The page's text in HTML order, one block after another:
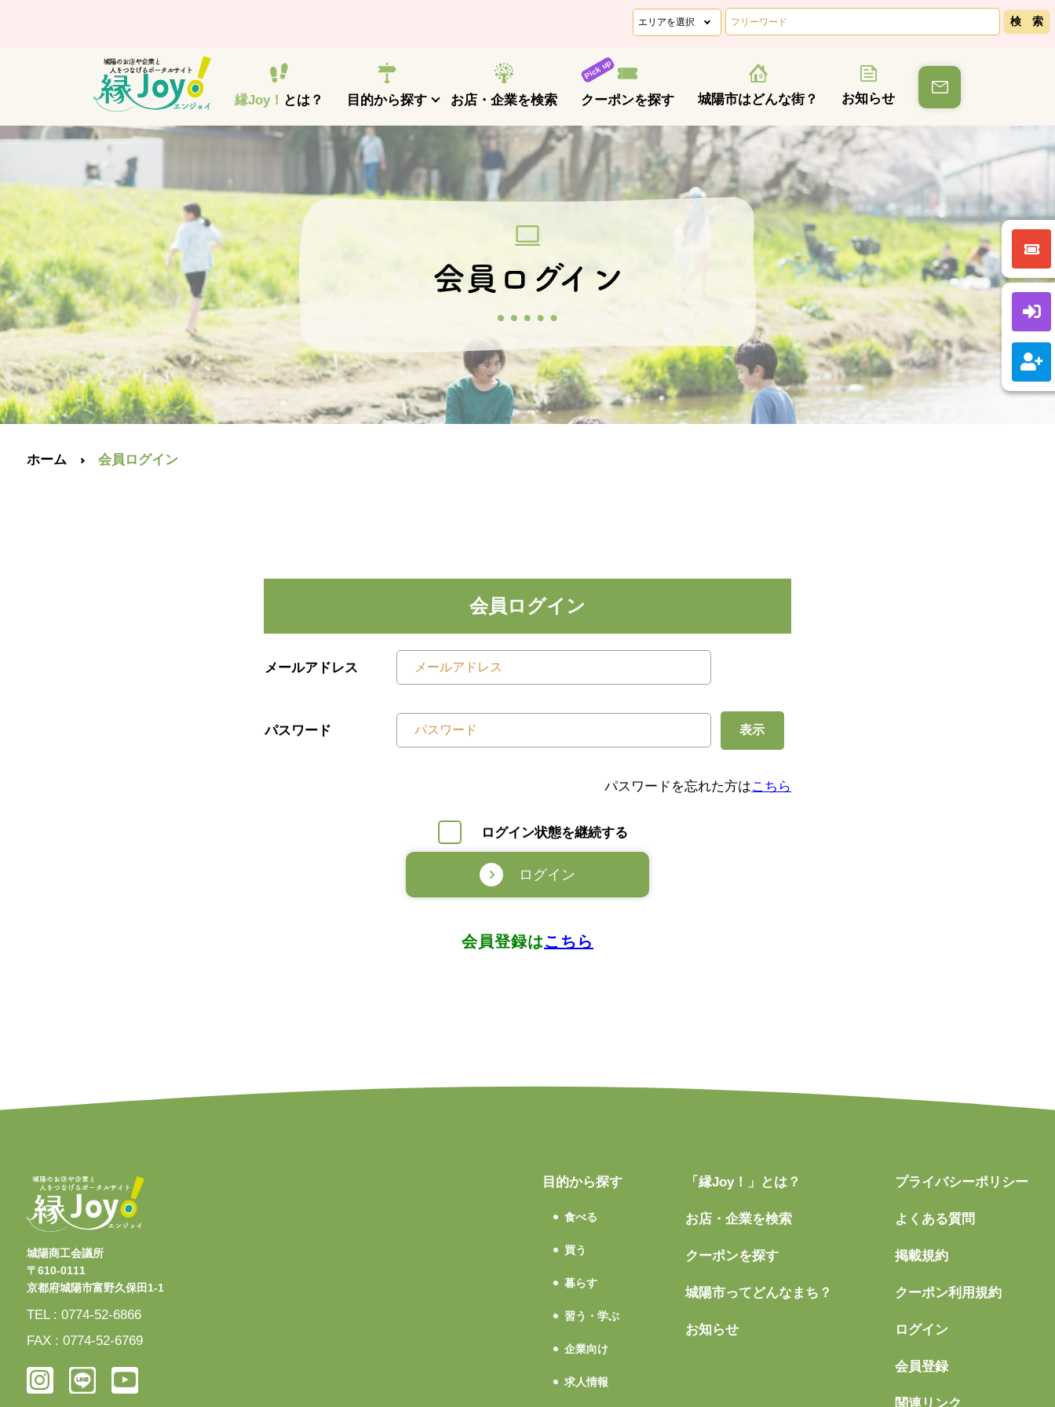
縁Joy！ とは？ 目的から探す お店・企業を検索 クーポンを探す 城陽市はどんな街？ お知らせ
ホーム 会員ログイン
会員ログイン
メールアドレス
パスワード 表示
パスワードを忘れた方はこちら
ログイン状態を継続する
ログイン
会員登録はこちら
城陽商工会議所
〒610-0111
京都府城陽市富野久保田1-1
TEL : 0774-52-6866
FAX : 0774-52-6769
目的から探す
食べる
買う
暮らす
習う・学ぶ
企業向け
求人情報
「縁Joy！」とは？
お店・企業を検索
クーポンを探す
城陽市ってどんなまち？
お知らせ
プライバシーポリシー
よくある質問
掲載規約
クーポン利用規約
ログイン
会員登録
関連リンク